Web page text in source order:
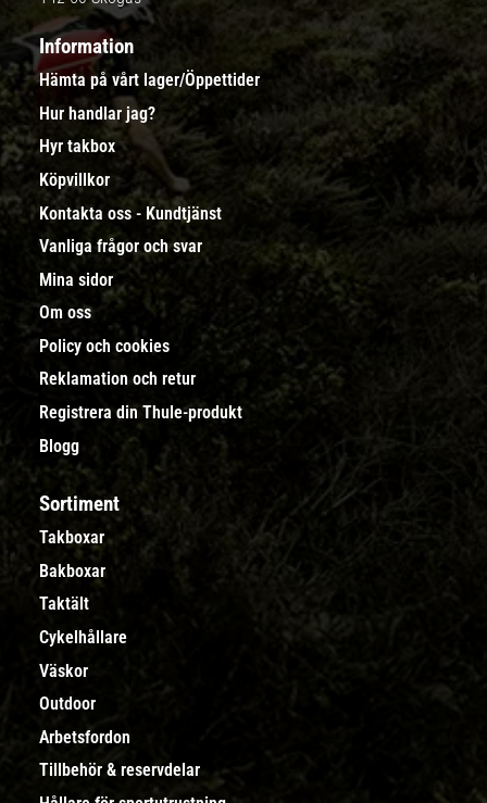
Information
Hämta på vårt lager/Öppettider
Hur handlar jag?
Hyr takbox
Köpvillkor
Kontakta oss - Kundtjänst
Vanliga frågor och svar
Mina sidor
Om oss
Policy och cookies
Reklamation och retur
Registrera din Thule-produkt
Blogg
Sortiment
Takboxar
Bakboxar
Taktält
Cykelhållare
Väskor
Outdoor
Arbetsfordon
Tillbehör & reservdelar